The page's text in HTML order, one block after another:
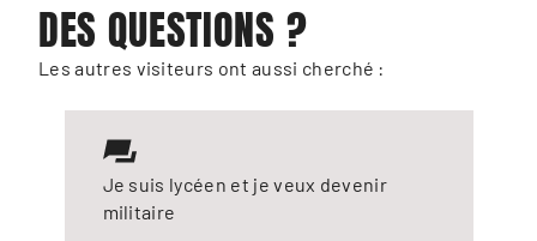
DES QUESTIONS ?
Les autres visiteurs ont aussi cherché :
Je suis lycéen et je veux devenir
militaire